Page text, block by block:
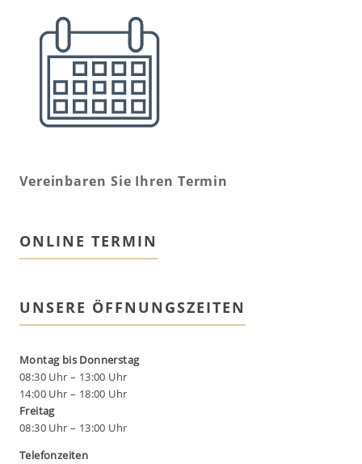
Vereinbaren Sie Ihren Termin
ONLINE TERMIN
UNSERE ÖFFNUNGSZEITEN
Montag bis Donnerstag
08:30 Uhr – 13:00 Uhr
14:00 Uhr – 18:00 Uhr
Freitag
08:30 Uhr – 13:00 Uhr
Telefonzeiten